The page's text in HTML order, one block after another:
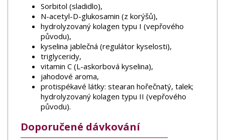
Sorbitol (sladidlo),
N-acetyl-D-glukosamin (z korýšů),
hydrolyzovaný kolagen typu I (vepřového
původu),
kyselina jablečná (regulátor kyselosti),
triglyceridy,
vitamin C (L-askorbová kyselina),
jahodové aroma,
protispékavé látky: stearan hořečnatý, talek;
hydrolyzovaný kolagen typu II (vepřového
původu).
Doporučené dávkování